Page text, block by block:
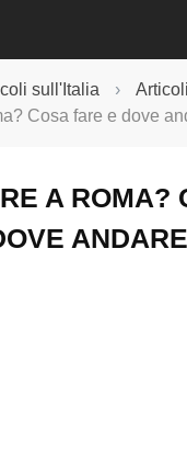
sull'Italia ›
Cosa fare e dove
A ROMA?